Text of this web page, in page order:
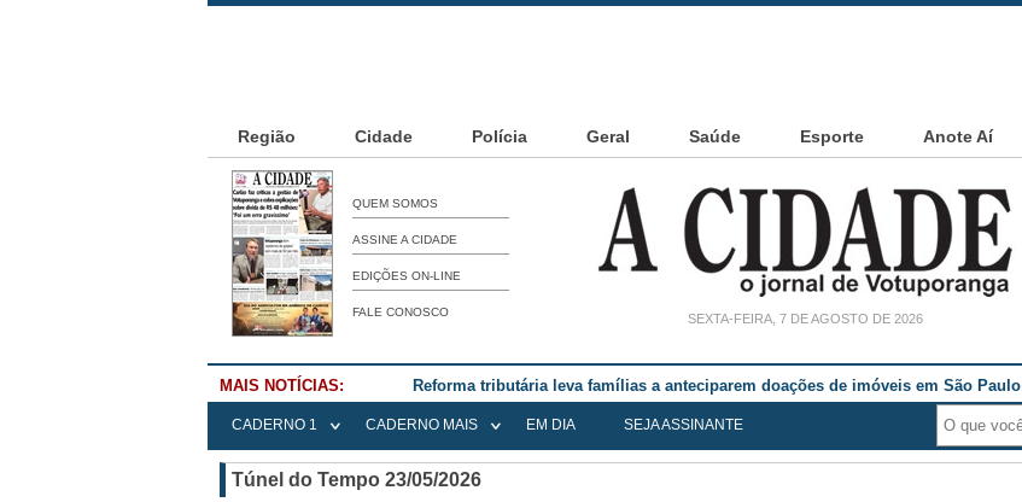
Região Cidade Polícia Geral Saúde Esporte Anote Aí
QUEM SOMOS
ASSINE A CIDADE
EDIÇÕES ON-LINE
FALE CONOSCO SEXTA-FEIRA, 7 DE AGOSTO DE 2026
MAIS NOTÍCIAS: Reforma tributária leva famílias a anteciparem doações de imóveis em São Paulo
CADERNO 1 CADERNO MAIS EM DIA SEJA ASSINANTE
Túnel do Tempo 23/05/2026